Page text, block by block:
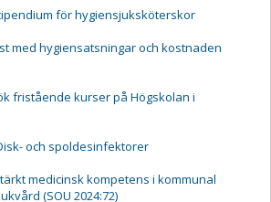
för hygiensjuksköterskor
med hygiensatsningar och kostnaden
fristående kurser på Högskolan i
och spoldesinfektorer
medicinsk kompetens i kommunal
(SOU 2024:72)